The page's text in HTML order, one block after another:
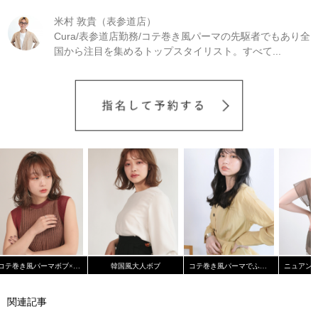
米村 敦貴（表参道店）
Cura/表参道店勤務/コテ巻き風パーマの先駆者でもあり全
国から注目を集めるトップスタイリスト。すべて...
韓国風大人ボブ
関連記事